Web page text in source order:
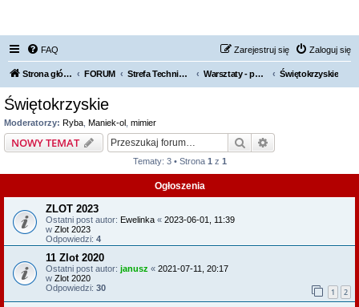
FAQ Zaloguj się
Zarejestruj się
Strona główna KLUBU FORUM Strefa Techniczna Warsztaty - polecamy, odradzamy Świętokrzyskie
Świętokrzyskie
Moderatorzy: Ryba Maniek-ol mimier
NOWY TEMAT Szukaj
Tematy: 3 • Strona 1 z 1
Ogłoszenia
ZLOT 2023
Ostatni post autor: Ewelinka « 2023-06-01, 11:39
w Zlot 2023
Odpowiedzi: 4
11 Zlot 2020
Ostatni post autor: janusz « 2021-07-11, 20:17
w Zlot 2020
Odpowiedzi: 30 1 2